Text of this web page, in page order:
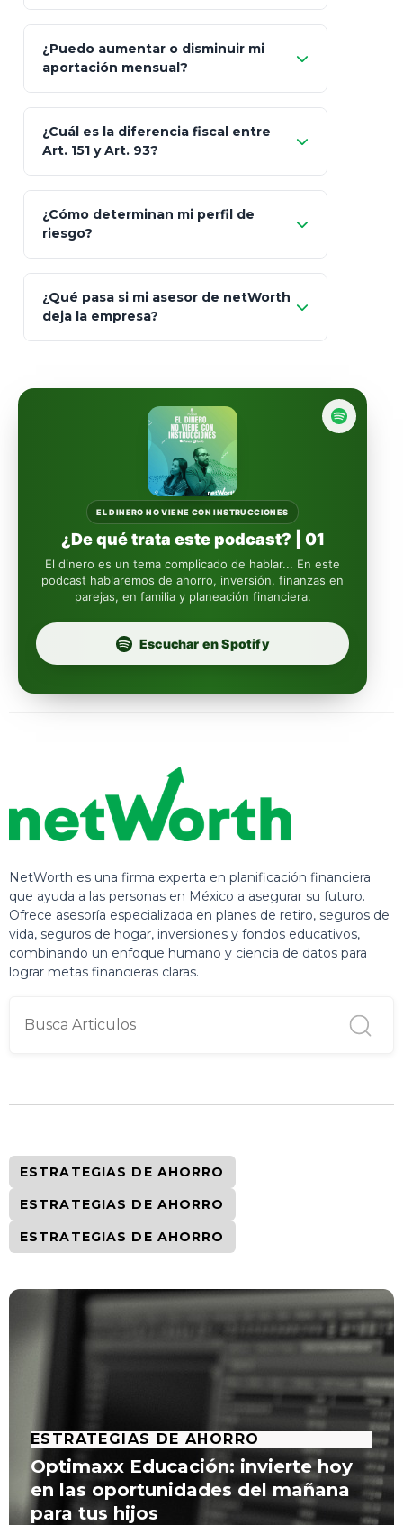
NetWorth es una firma experta en planificación financiera
que ayuda a las personas en México a asegurar su futuro.
Ofrece asesoría especializada en planes de retiro, seguros de
vida, seguros de hogar, inversiones y fondos educativos,
combinando un enfoque humano y ciencia de datos para
lograr metas financieras claras.
ESTRATEGIAS DE AHORRO
ESTRATEGIAS DE AHORRO
ESTRATEGIAS DE AHORRO
ESTRATEGIAS DE AHORRO
Optimaxx Educación: invierte hoy
en las oportunidades del mañana
para tus hijos
GNP (Proyecta)
Seguros Monterrey
Skandia (Crea)
MetLife (MetaLife)
Prudential
Fintual
Principal
Sura
Insignia Life
Profuturo
¿Puedo aumentar o disminuir mi
aportación mensual?
¿Cuál es la diferencia fiscal entre
Art. 151 y Art. 93?
Art.
93
totalmente
libres de impuestos
¿Cómo determinan mi perfil de
riesgo?
¿Qué pasa si mi asesor de netWorth
deja la empresa?
automáticamente
EL DINERO NO VIENE CON INSTRUCCIONES
¿De qué trata este podcast? | 01
El dinero es un tema complicado de hablar... En este
podcast hablaremos de ahorro, inversión, finanzas en
parejas, en familia y planeación financiera.
Escuchar en Spotify